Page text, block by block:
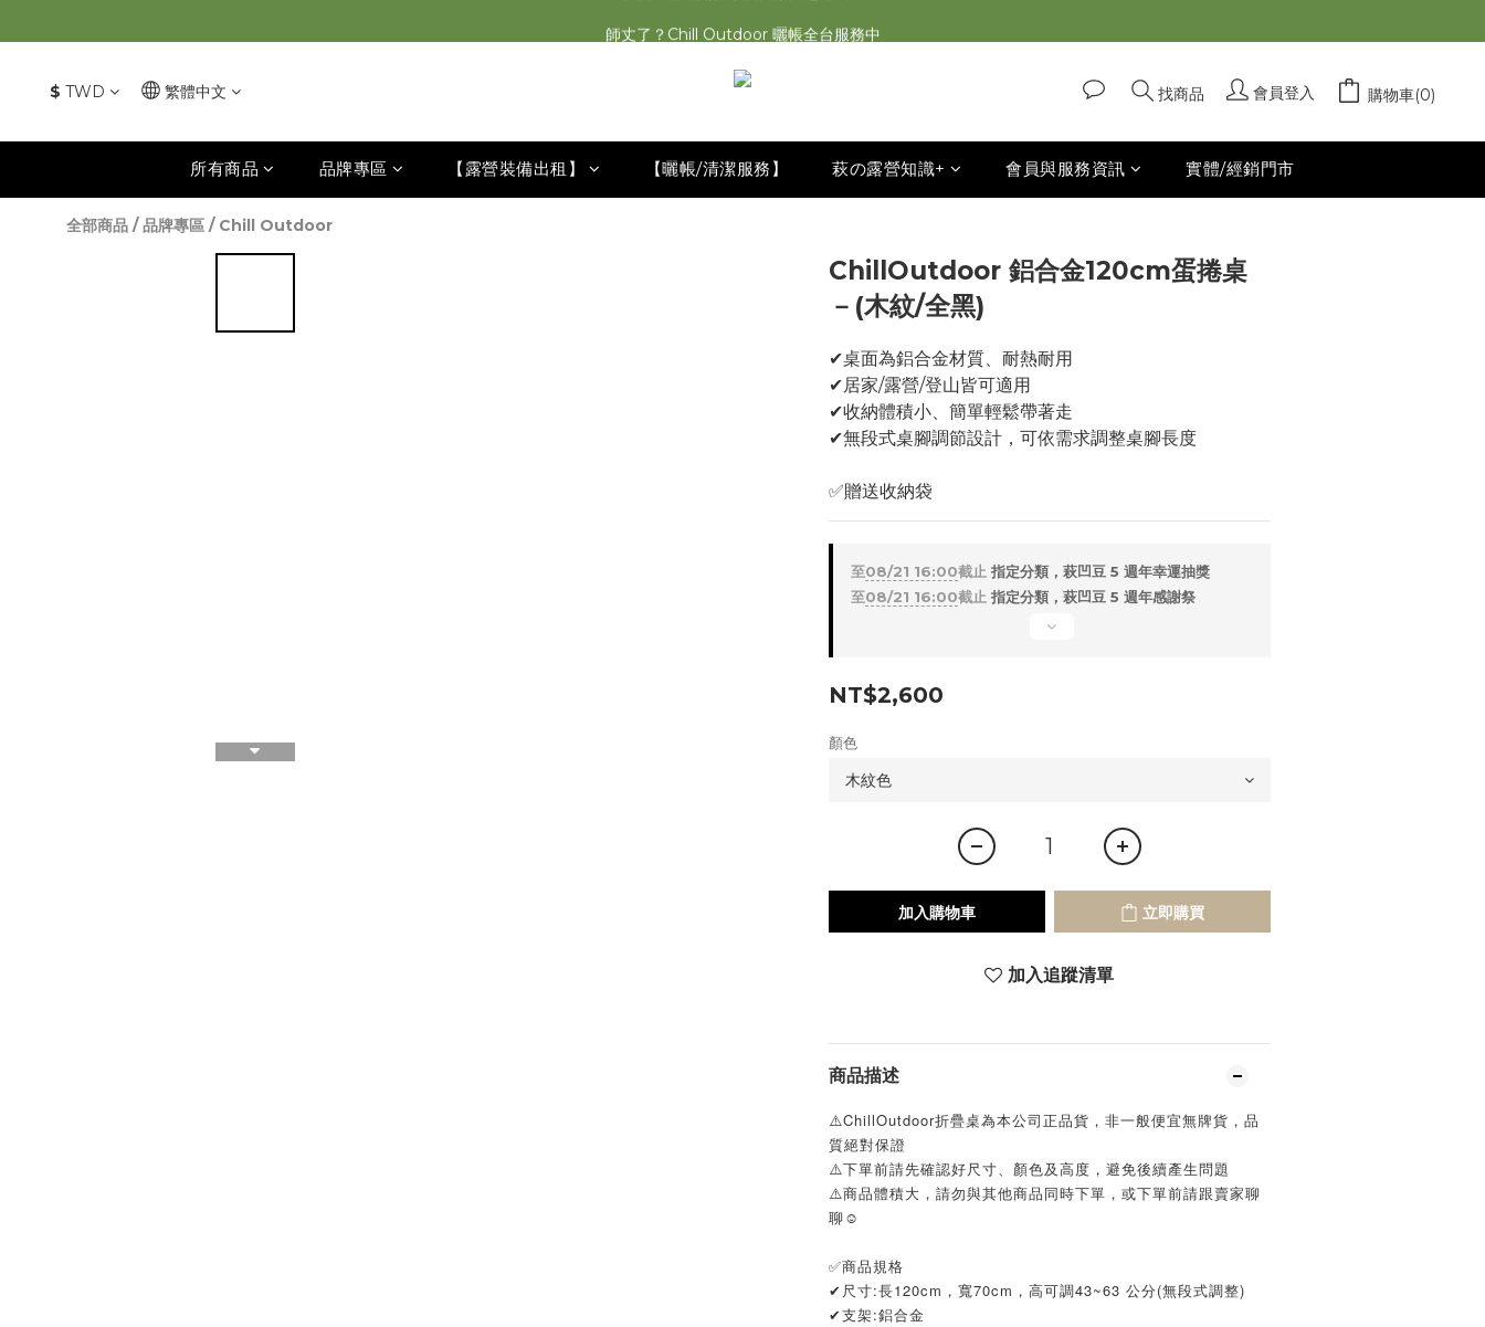
$ TWD 繁體中文 找商品 會員登入 購物車(0)
所有商品 品牌專區 【露營裝備出租】 【曬帳/清潔服務】 萩の露營知識+ 會員與服務資訊 實體/經銷門市
全部商品 /品牌專區 / Chill Outdoor
ChillOutdoor 鋁合金120cm蛋捲桌
－(木紋/全黑)
✔桌面為鋁合金材質、耐熱耐用
✔居家/露營/登山皆可適用
✔收納體積小、簡單輕鬆帶著走
✔無段式桌腳調節設計，可依需求調整桌腳長度
✅贈送收納袋
至08/21 16:00截止 指定分類，萩凹豆 5 週年幸運抽獎
至08/21 16:00截止 指定分類，萩凹豆 5 週年感謝祭
NT$2,600
顏色
加入購物車 立即購買
加入追蹤清單
商品描述
⚠️ChillOutdoor折疊桌為本公司正品貨，非一般便宜無牌貨，品
質絕對保證
⚠️下單前請先確認好尺寸、顏色及高度，避免後續產生問題
⚠️商品體積大，請勿與其他商品同時下單，或下單前請跟賣家聊
聊☺️
✅商品規格
✔尺寸:長120cm，寬70cm，高可調43~63 公分(無段式調整)
✔支架:鋁合金
立即購買